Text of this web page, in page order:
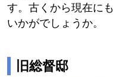
す。古くから現在に
いかがでしょうか。
旧総督邸